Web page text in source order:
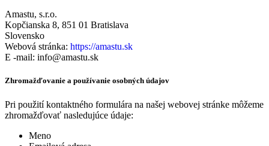
Amastu, s.r.o.
Kopčianska 8, 851 01 Bratislava
Slovensko
Webová stránka: https://amastu.sk
E -mail: info@amastu.sk
Zhromažďovanie a používanie osobných údajov
Pri použití kontaktného formulára na našej webovej stránke môžeme
zhromažďovať nasledujúce údaje:
Meno